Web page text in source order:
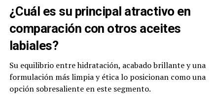
¿Cuál es su principal atractivo en
comparación con otros aceites
labiales?
Su equilibrio entre hidratación, acabado brillante y una
formulación más limpia y ética lo posicionan como una
opción sobresaliente en este segmento.